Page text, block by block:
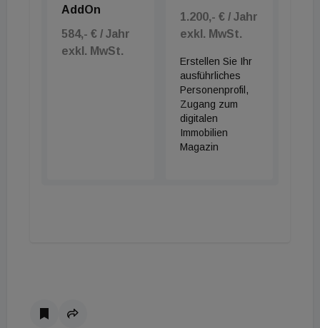
AddOn
584,- € / Jahr
exkl. MwSt.
1.200,- € / Jahr
exkl. MwSt.
Erstellen Sie Ihr
ausführliches
Personenprofil,
Zugang zum
digitalen
Immobilien
Magazin